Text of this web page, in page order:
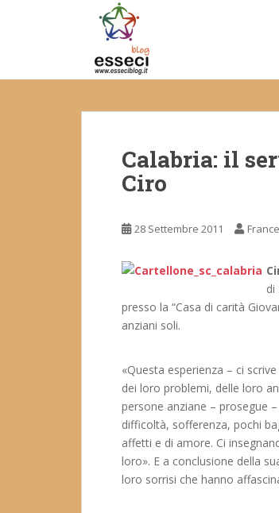
t
Calabria: il
Ciro
28 Settembre 2011
di
presso la “Casa di carità
anziani soli.
«Questa esperienza – ci scrive
dei loro problemi, delle loro
persone anziane – prosegue
difficoltà, sofferenza, pochi
affetti e di amore. Ci
loro». E a conclusione della
loro sorrisi che hanno